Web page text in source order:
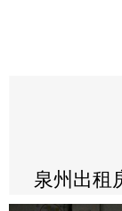
泉州出租